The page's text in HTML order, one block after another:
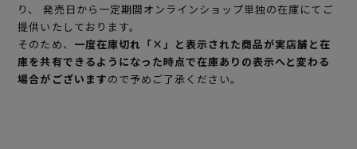
り、 発売日から一定期間オンラインショップ単独の在庫にてご
提供いたしております。
そのため、 一度在庫切れ「×」と表示された商品が実店舗と在
庫を共有できるようになった時点で在庫ありの表示へと変わる
場合がございますので予めご了承ください。